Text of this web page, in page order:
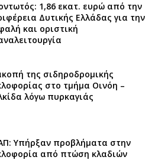
1,86 εκατ. ευρώ από την
Δυτικής Ελλάδας για την
και οριστική
της σιδηροδρομικής
στο τμήμα Οινόη –
λόγω πυρκαγιάς
Υπήρξαν προβλήματα στην
από πτώση κλαδιών